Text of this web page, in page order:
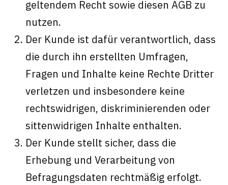
geltendem Recht sowie diesen AGB zu
nutzen.
Der Kunde ist dafür verantwortlich, dass
die durch ihn erstellten Umfragen,
Fragen und Inhalte keine Rechte Dritter
verletzen und insbesondere keine
rechtswidrigen, diskriminierenden oder
sittenwidrigen Inhalte enthalten.
Der Kunde stellt sicher, dass die
Erhebung und Verarbeitung von
Befragungsdaten rechtmäßig erfolgt.